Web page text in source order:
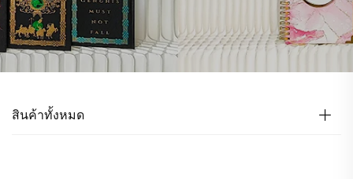
สินค้าทั้งหมด